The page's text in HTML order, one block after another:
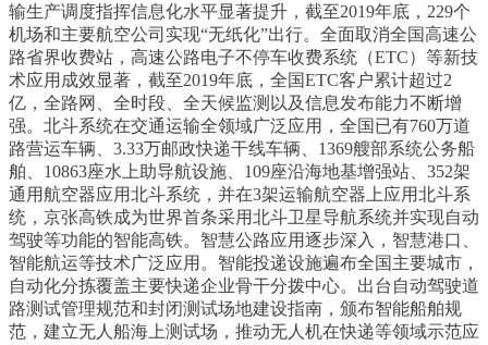
输生产调度指挥信息化水平显著提升，截至2019年底，229个
机场和主要航空公司实现“无纸化”出行。全面取消全国高速公
路省界收费站，高速公路电子不停车收费系统（ETC）等新技
术应用成效显著，截至2019年底，全国ETC客户累计超过2
亿，全路网、全时段、全天候监测以及信息发布能力不断增
强。北斗系统在交通运输全领域广泛应用，全国已有760万道
路营运车辆、3.33万邮政快递干线车辆、1369艘部系统公务船
舶、10863座水上助导航设施、109座沿海地基增强站、352架
通用航空器应用北斗系统，并在3架运输航空器上应用北斗系
统，京张高铁成为世界首条采用北斗卫星导航系统并实现自动
驾驶等功能的智能高铁。智慧公路应用逐步深入，智慧港口、
智能航运等技术广泛应用。智能投递设施遍布全国主要城市，
自动化分拣覆盖主要快递企业骨干分拨中心。出台自动驾驶道
路测试管理规范和封闭测试场地建设指南，颁布智能船舶规
范，建立无人船海上测试场，推动无人机在快递等领域示范应